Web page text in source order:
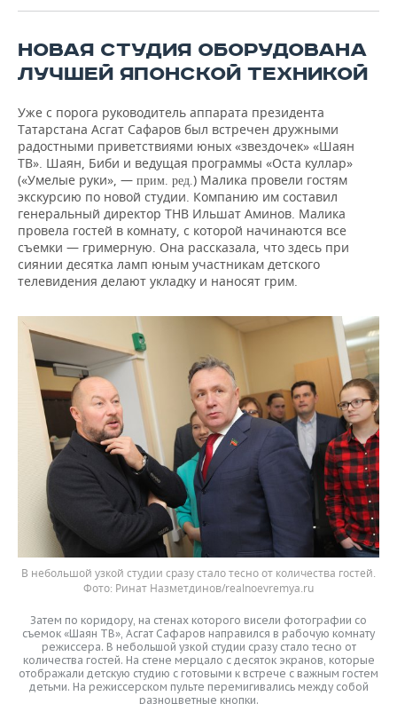
НОВАЯ СТУДИЯ ОБОРУДОВАНА
ЛУЧШЕЙ ЯПОНСКОЙ ТЕХНИКОЙ
Уже с порога руководитель аппарата президента
Татарстана Асгат Сафаров был встречен дружными
радостными приветствиями юных «звездочек» «Шаян
ТВ». Шаян, Биби и ведущая программы «Оста куллар»
(«Умелые руки», — прим. ред. ) Малика провели гостям
экскурсию по новой студии. Компанию им составил
генеральный директор ТНВ Ильшат Аминов. Малика
провела гостей в комнату, с которой начинаются все
съемки — гримерную. Она рассказала, что здесь при
сиянии десятка ламп юным участникам детского
телевидения делают укладку и наносят грим.
В небольшой узкой студии сразу стало тесно от количества гостей.
Фото: Ринат Назметдинов/realnoevremya.ru
Затем по коридору, на стенах которого висели фотографии со
съемок «Шаян ТВ», Асгат Сафаров направился в рабочую комнату
режиссера. В небольшой узкой студии сразу стало тесно от
количества гостей. На стене мерцало с десяток экранов, которые
отображали детскую студию с готовыми к встрече с важным гостем
детьми. На режиссерском пульте перемигивались между собой
разноцветные кнопки.